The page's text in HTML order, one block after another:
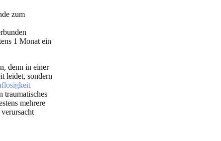
zum
1 Monat ein
denn in einer
leidet, sondern
traumatisches
mehrere